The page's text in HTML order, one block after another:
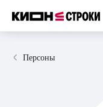
Персоны